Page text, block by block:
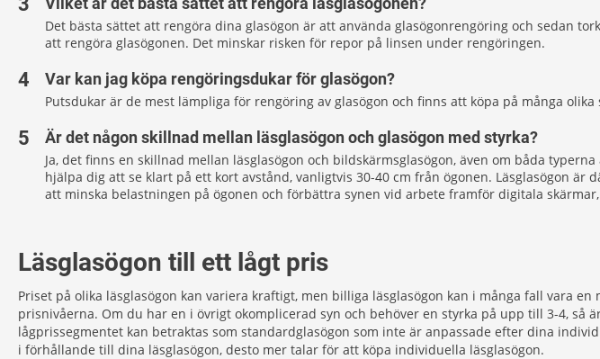
Det bästa sättet att rengöra dina glasögon är att använda glasögonrengöring och sedan
att rengöra glasögonen. Det minskar risken för repor på linsen under rengöringen.
Var kan jag köpa rengöringsdukar för glasögon?
Putsdukar är de mest lämpliga för rengöring av glasögon och finns att köpa på många
Är det någon skillnad mellan läsglasögon och glasögon med styrka?
Ja, det finns en skillnad mellan läsglasögon och bildskärmsglasögon, även om båda
hjälpa dig att se klart på ett kort avstånd, vanligtvis 30-40 cm från ögonen. Läsglasögon
att minska belastningen på ögonen och förbättra synen vid arbete framför digitala
Läsglasögon till ett lågt pris
Priset på olika läsglasögon kan variera kraftigt, men billiga läsglasögon kan i många fall vara
prisnivåerna. Om du har en i övrigt okomplicerad syn och behöver en styrka på upp till 3-4, så
lågprissegmentet kan betraktas som standardglasögon som inte är anpassade efter dina
i förhållande till dina läsglasögon, desto mer talar för att köpa individuella läsglasögon.